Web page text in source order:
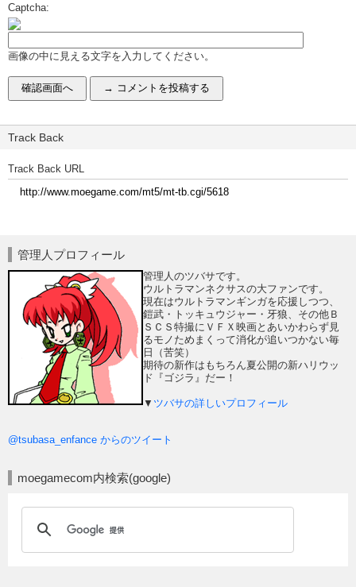
Captcha:
画像の中に見える文字を入力してください。
Track Back
Track Back URL
管理人プロフィール
管理人のツバサです。
ウルトラマンネクサスの大ファンです。
現在はウルトラマンギンガを応援しつつ、
鎧武・トッキュウジャー・牙狼、その他Ｂ
ＳＣＳ特撮にＶＦＸ映画とあいかわらず見
るモノためまくって消化が追いつかない毎
日（苦笑）
期待の新作はもちろん夏公開の新ハリウッ
ド『ゴジラ』だー！
▼ ツバサの詳しいプロフィール
@tsubasa_enfance からのツイート
moegamecom内検索(google)